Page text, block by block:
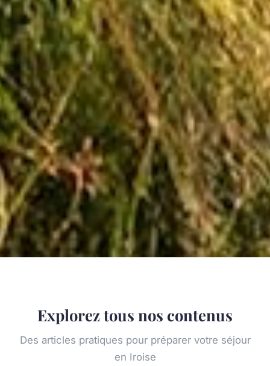
Explorez tous nos contenus
Des articles pratiques pour préparer votre séjour
en Iroise